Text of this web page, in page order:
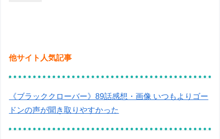
他サイト人気記事
《ブラッククローバー》89話感想・画像 いつもよりゴー
ドンの声が聞き取りやすかった